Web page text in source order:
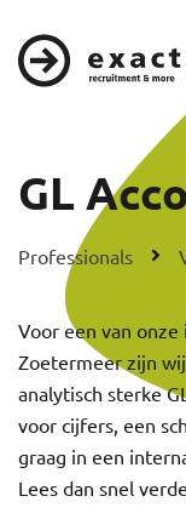
GL
Professionals
Voor een van
Zoetermeer zijn
analytisch sterke
voor cijfers, een
graag in een
Lees dan snel